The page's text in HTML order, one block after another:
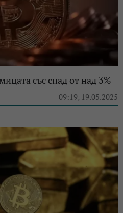
със спад от над 3%
09:19, 19.05.2025